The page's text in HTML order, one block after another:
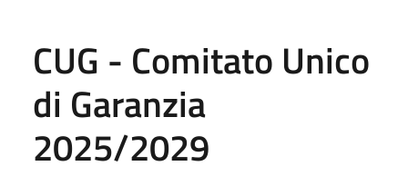
CUG - Comitato Unico
di Garanzia
2025/2029